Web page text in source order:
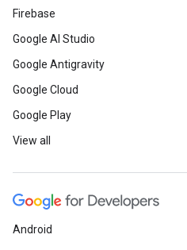
Firebase
Google AI Studio
Google Antigravity
Google Cloud
Google Play
View all
Android